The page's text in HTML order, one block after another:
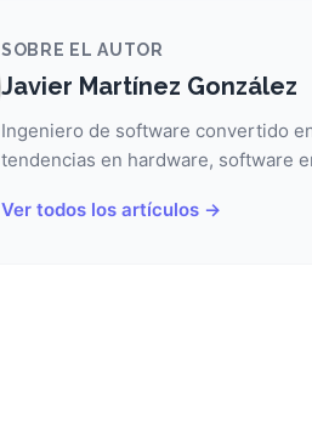
SOBRE EL AUTOR
Javier Martínez González
Ingeniero de software convertido
tendencias en hardware, software
Ver todos los artículos →